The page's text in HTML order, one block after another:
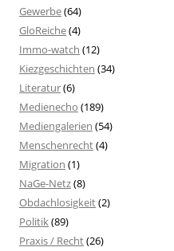
Gewerbe(64)
GloReiche(4)
Immo-watch (12)
Kiezgeschichten (34)
Literatur(6)
Medienecho (189)
Mediengalerien (54)
Menschenrecht(4)
Migration (1)
NaGe-Netz(8)
Obdachlosigkeit(2)
Politik(89)
Praxis / Recht(26)